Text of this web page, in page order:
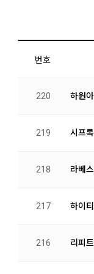
번호
220 하원
219 시프
218 라베
217 하이
216 리피